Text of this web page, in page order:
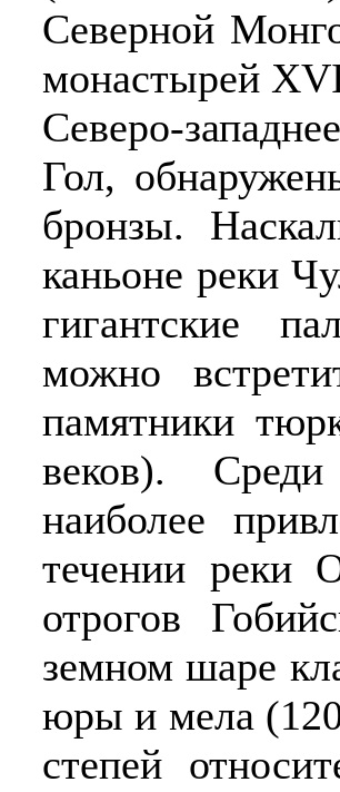
Северной
монастырей
Северо-
Гол,
бронзы.
каньоне реки
гигантские
можно
памятники
веков). Среди
наиболее
течении реки
отрогов
земном шаре
юры и мела
степей